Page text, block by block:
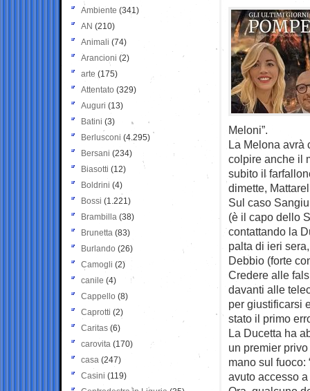
Meloni”.
La Melona avrà
colpire anche il
subito il
dimette,
Sul caso
(è il capo dello
contattando la
palta di ieri
Debbio (forte
Credere alle
davanti alle
per giustificarsi
stato il primo
La Ducetta ha
un premier
mano sul fuoco:
avuto accesso
Ambiente (341)
AN (210)
Animali (74)
Arancioni (2)
arte (175)
Attentato (329)
Auguri (13)
Batini (3)
Berlusconi (4.295)
Bersani (234)
Biasotti (12)
Boldrini (4)
Bossi (1.221)
Brambilla (38)
Brunetta (83)
Burlando (26)
Camogli (2)
canile (4)
Cappello (8)
Caprotti (2)
Caritas (6)
carovita (170)
casa (247)
Casini (119)